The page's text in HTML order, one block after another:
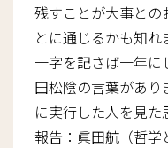
残すことが大事との
とに通じるかも知れ
一字を記さば一年
田松陰の言葉があり
に実行した人を見た
報告：眞田航（哲学